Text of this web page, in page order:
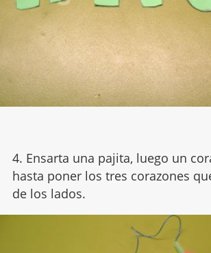
4. Ensarta una pajita, luego un
hasta poner los tres corazones
de los lados.